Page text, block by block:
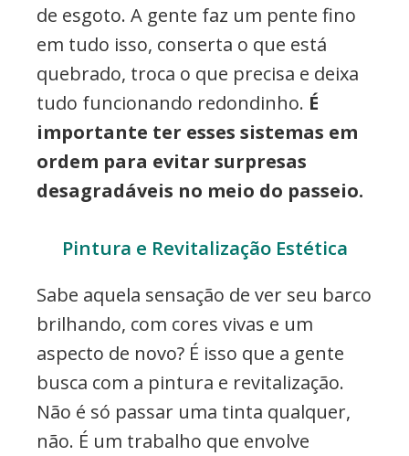
de esgoto. A gente faz um pente fino
em tudo isso, conserta o que está
quebrado, troca o que precisa e deixa
tudo funcionando redondinho. É
importante ter esses sistemas em
ordem para evitar surpresas
desagradáveis no meio do passeio.
Pintura e Revitalização Estética
Sabe aquela sensação de ver seu barco
brilhando, com cores vivas e um
aspecto de novo? É isso que a gente
busca com a pintura e revitalização.
Não é só passar uma tinta qualquer,
não. É um trabalho que envolve